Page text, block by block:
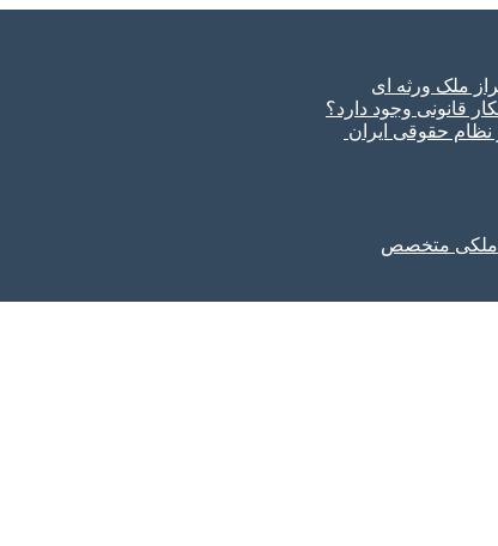
قانونی وجود دارد؟
نظام حقوقی ایران
ملکی متخصص